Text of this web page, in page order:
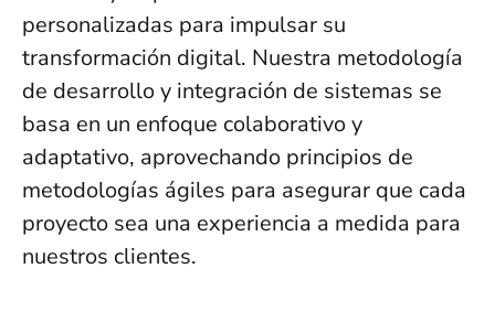
personalizadas para impulsar su
transformación digital. Nuestra metodología
de desarrollo y integración de sistemas se
basa en un enfoque colaborativo y
adaptativo, aprovechando principios de
metodologías ágiles para asegurar que cada
proyecto sea una experiencia a medida para
nuestros clientes.